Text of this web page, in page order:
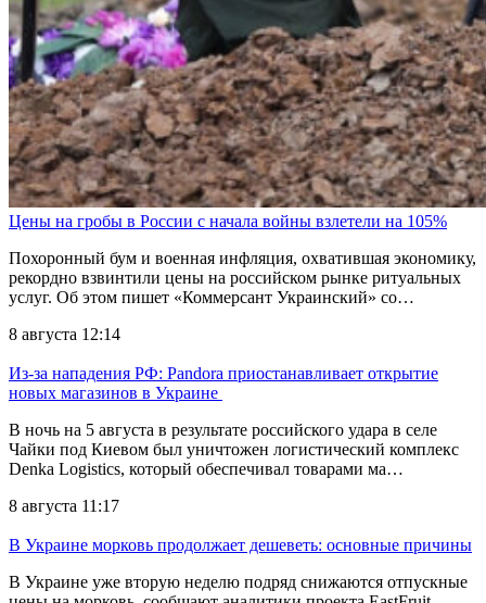
Цены на гробы в России с начала войны взлетели на 105%
Похоронный бум и военная инфляция, охватившая экономику,
рекордно взвинтили цены на российском рынке ритуальных
услуг. Об этом пишет «Коммерсант Украинский» со…
8 августа 12:14
Из-за нападения РФ: Pandora приостанавливает открытие
новых магазинов в Украине
В ночь на 5 августа в результате российского удара в селе
Чайки под Киевом был уничтожен логистический комплекс
Denka Logistics, который обеспечивал товарами ма…
8 августа 11:17
В Украине морковь продолжает дешеветь: основные причины
В Украине уже вторую неделю подряд снижаются отпускные